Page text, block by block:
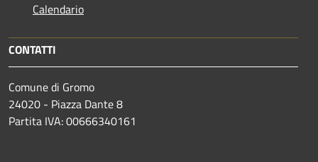
Calendario
CONTATTI
Comune di Gromo
24020 - Piazza Dante 8
Partita IVA: 00666340161